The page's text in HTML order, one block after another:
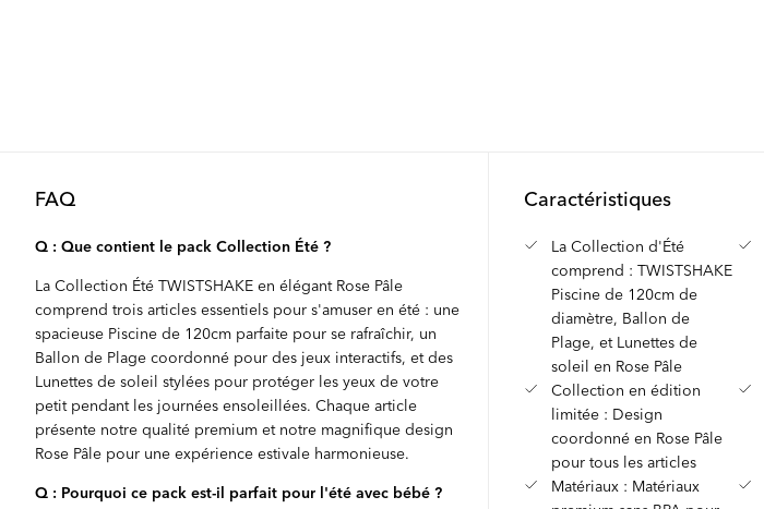
FAQ
Q : Que contient le pack Collection Été ?
La Collection Été TWISTSHAKE en élégant Rose Pâle
comprend trois articles essentiels pour s'amuser en été : une
spacieuse Piscine de 120cm parfaite pour se rafraîchir, un
Ballon de Plage coordonné pour des jeux interactifs, et des
Lunettes de soleil stylées pour protéger les yeux de votre
petit pendant les journées ensoleillées. Chaque article
présente notre qualité premium et notre magnifique design
Rose Pâle pour une expérience estivale harmonieuse.
Q : Pourquoi ce pack est-il parfait pour l'été avec bébé ?
Caractéristiques
La Collection d'Été
comprend : TWISTSHAKE
Piscine de 120cm de
diamètre, Ballon de
Plage, et Lunettes de
soleil en Rose Pâle
Collection en édition
limitée : Design
coordonné en Rose Pâle
pour tous les articles
Matériaux : Matériaux